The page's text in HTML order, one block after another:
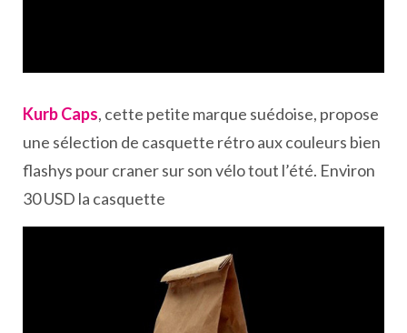
Kurb Caps, cette petite marque suédoise, propose
une sélection de casquette rétro aux couleurs bien
flashys pour craner sur son vélo tout l’été. Environ
30 USD la casquette